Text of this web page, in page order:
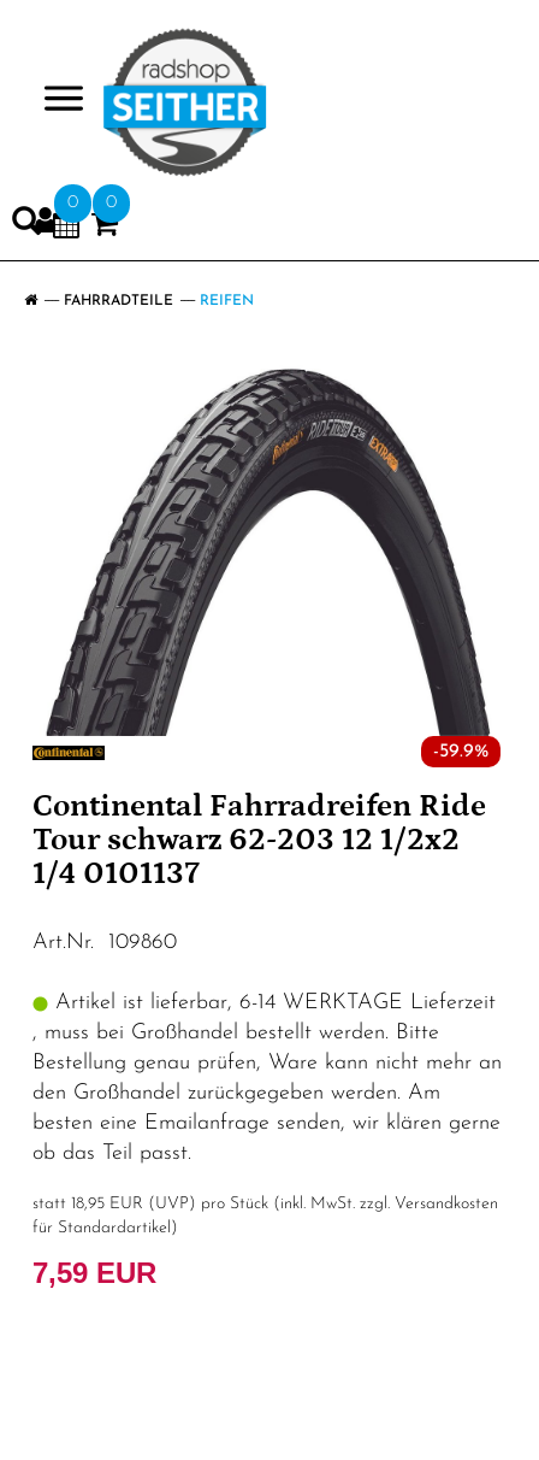
0 0
FAHRRADTEILE REIFEN
-59.9%
Continental Fahrradreifen Ride
Tour schwarz 62-203 12 1/2x2
1/4 0101137
Art.Nr. 109860
Artikel ist lieferbar, 6-14 WERKTAGE Lieferzeit
, muss bei Großhandel bestellt werden. Bitte
Bestellung genau prüfen, Ware kann nicht mehr an
den Großhandel zurückgegeben werden. Am
besten eine Emailanfrage senden, wir klären gerne
ob das Teil passt.
statt 18,95 EUR ( UVP ) pro Stück (inkl. MwSt. zzgl. Versandkosten
für Standardartikel )
7,59 EUR